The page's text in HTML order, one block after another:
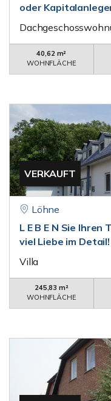
oder
40,62 m²
WOHNFLÄCHE
VERKAUFT
Löhne
L E B E N Sie Ihren
viel Liebe im Detail!
Villa
245,83 m²
WOHNFLÄCHE